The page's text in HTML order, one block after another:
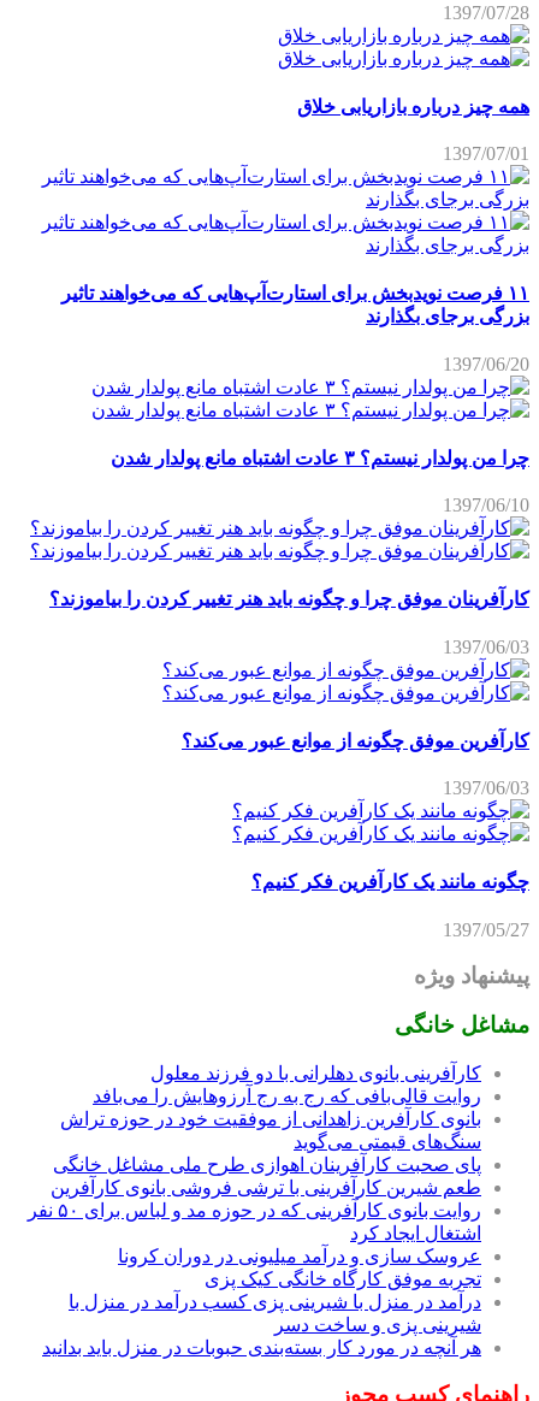
1397/07/28
همه چیز درباره بازاریابی خلاق
1397/07/01
۱۱ فرصت نویدبخش برای استارت‌آپ‌هایی که می‌خواهند تاثیر
بزرگی برجای بگذارند
1397/06/20
چرا من پولدار نیستم؟ ۳ عادت اشتباه مانع پولدار شدن
1397/06/10
کارآفرینان موفق چرا و چگونه باید هنر تغییر کردن را بیاموزند؟
1397/06/03
کارآفرین موفق چگونه از موانع عبور می‌کند؟
1397/06/03
چگونه مانند یک کارآفرین فکر کنیم؟
1397/05/27
پیشنهاد ویژه
مشاغل خانگی
کارآفرینی بانوی دهلرانی با دو فرزند معلول
روایت قالی‌بافی که رج به رج آرزوهایش را می‌بافد
بانوی کارآفرین زاهدانی از موفقیت خود در حوزه تراش
سنگ‌های قیمتی می‌گوید
پای صحبت کارآفرینان اهوازی طرح ملی مشاغل خانگی
طعم شیرین کارآفرینی با ترشی فروشی بانوی کارآفرین
روایت بانوی کارآفرینی که در حوزه مد و لباس برای ۵۰ نفر
اشتغال ایجاد کرد
عروسک سازی و درآمد میلیونی در دوران کرونا
تجربه موفق کارگاه خانگی کیک پزی
درآمد در منزل با شیرینی پزی کسب درآمد در منزل با
شیرینی پزی و ساخت دسر
هر آنچه در مورد کار بسته‌بندی حبوبات در منزل باید بدانید
راهنمای کسب مجوز